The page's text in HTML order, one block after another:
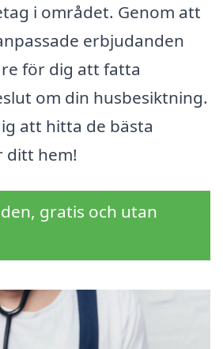
i området. Genom att
erbjudanden
för dig att fatta
om din husbesiktning.
att hitta de bästa
ditt hem!
gratis och utan